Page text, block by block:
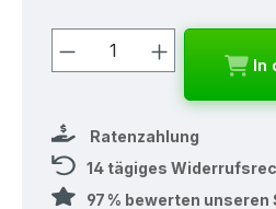
Produkt Anzahl:
In
Ratenzahlung
14 tägiges
97 % bewerten unseren